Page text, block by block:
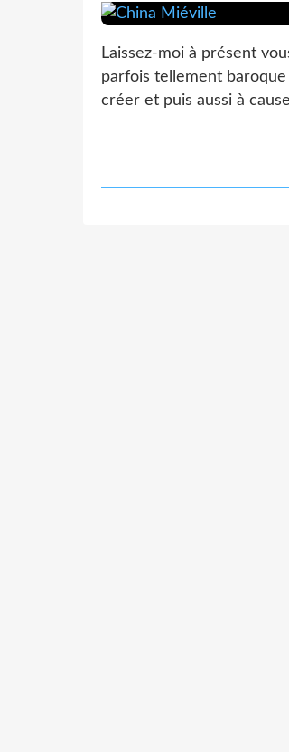
Laissez-moi à présent
parfois tellement
créer et puis aussi à